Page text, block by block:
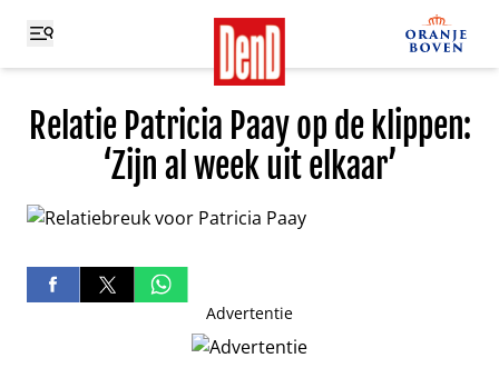
Relatie Patricia Paay op de klippen:
‘Zijn al week uit elkaar’
Advertentie